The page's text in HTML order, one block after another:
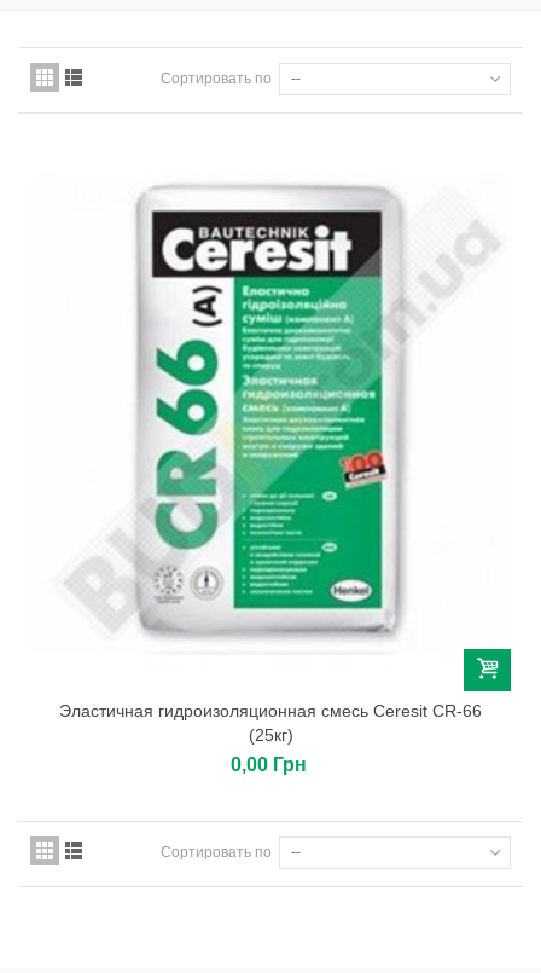
Сортировать по --
Эластичная гидроизоляционная смесь Ceresit CR-66
(25кг)
0,00 Грн
Сортировать по --